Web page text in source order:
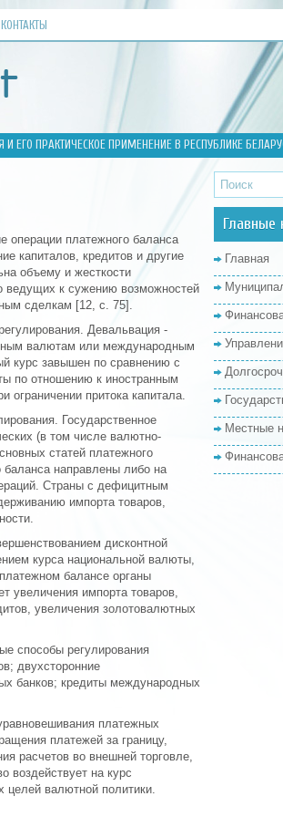
КОНТАКТЫ
ЕГО ПРАКТИЧЕСКОЕ ПРИМЕНЕНИЕ В РЕСПУБЛИКЕ
операции платежного баланса
капиталов, кредитов и другие
объему и жесткости
ведущих к сужению возможностей
сделкам [12, с. 75].
Девальвация -
валютам или международным
курс завышен по сравнению с
по отношению к иностранным
притока капитала.
Государственное
(в том числе валютно-
статей платежного
направлены либо на
Страны с дефицитным
импорта товаров,
дисконтной
курса национальной валюты,
балансе органы
увеличения импорта товаров,
увеличения золотовалютных
способы регулирования
двухсторонние
банков; кредиты международных
платежных
платежей за границу,
расчетов во внешней торговле,
воздействует на курс
целей валютной политики.
Главные
Главная
Местные